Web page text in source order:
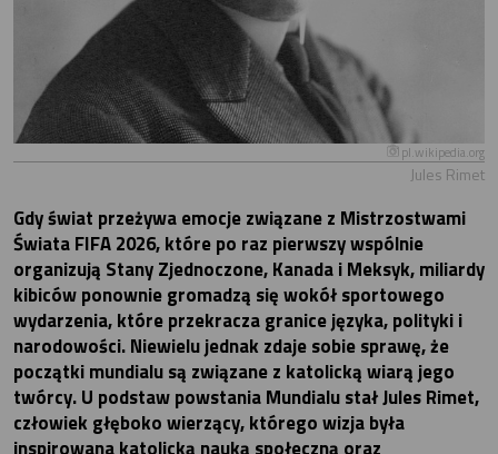
pl.wikipedia.org
Jules Rimet
Gdy świat przeżywa emocje związane z Mistrzostwami
Świata FIFA 2026, które po raz pierwszy wspólnie
organizują Stany Zjednoczone, Kanada i Meksyk, miliardy
kibiców ponownie gromadzą się wokół sportowego
wydarzenia, które przekracza granice języka, polityki i
narodowości. Niewielu jednak zdaje sobie sprawę, że
początki mundialu są związane z katolicką wiarą jego
twórcy. U podstaw powstania Mundialu stał Jules Rimet,
człowiek głęboko wierzący, którego wizja była
inspirowana katolicką nauką społeczną oraz